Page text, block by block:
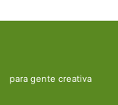
para gente creativa